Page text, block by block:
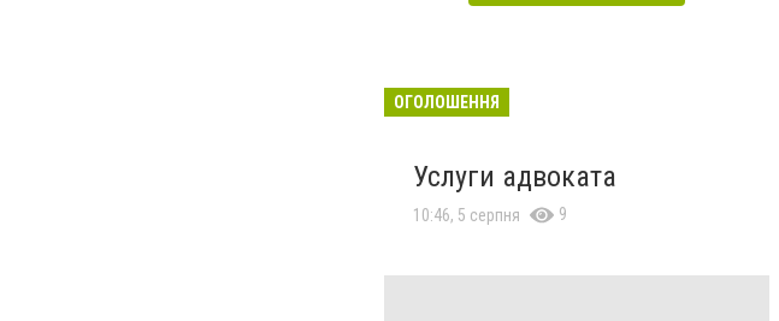
ОГОЛОШЕННЯ
Услуги адвоката
10:46, 5 серпня 9